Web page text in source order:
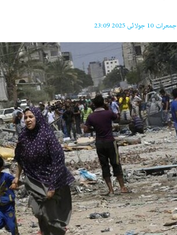
جمعرات 10 جولائی 2025 23:09